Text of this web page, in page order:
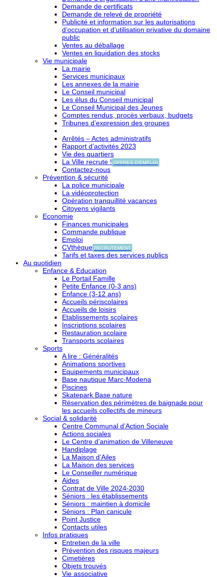
Demande de certificats
Demande de relevé de propriété
Publicité et information sur les autorisations
d’occupation et d’utilisation privative du domaine
public
Ventes au déballage
Ventes en liquidation des stocks
Vie municipale
La mairie
Services municipaux
Les annexes de la mairie
Le Conseil municipal
Les élus du Conseil municipal
Le Conseil Municipal des Jeunes
Comptes rendus, procès verbaux, budgets
Tribunes d’expression des groupes
Arrêtés – Actes administratifs
Rapport d’activités 2023
Vie des quartiers
La Ville recrute ! OFFRES D'EMPLOI
Contactez-nous
Prévention & sécurité
La police municipale
La vidéoprotection
Opération tranquillité vacances
Citoyens vigilants
Economie
Finances municipales
Commande publique
Emploi
CVthèque RECRUTEMENT
Tarifs et taxes des services publics
Au quotidien
Enfance & Education
Le Portail Famille
Petite Enfance (0-3 ans)
Enfance (3-12 ans)
Accueils périscolaires
Accueils de loisirs
Etablissements scolaires
Inscriptions scolaires
Restauration scolaire
Transports scolaires
Sports
A lire : Généralités
Animations sportives
Equipements municipaux
Base nautique Marc-Modena
Piscines
Skatepark Base nature
Réservation des périmètres de baignade pour
les accueils collectifs de mineurs
Social & solidarité
Centre Communal d’Action Sociale
Actions sociales
Le Centre d’animation de Villeneuve
Handiplage
La Maison d’Ailes
La Maison des services
Le Conseiller numérique
Aides
Contrat de Ville 2024-2030
Séniors : les établissements
Séniors : maintien à domicile
Séniors : Plan canicule
Point Justice
Contacts utiles
Infos pratiques
Entretien de la ville
Prévention des risques majeurs
Cimetières
Objets trouvés
Vie associative